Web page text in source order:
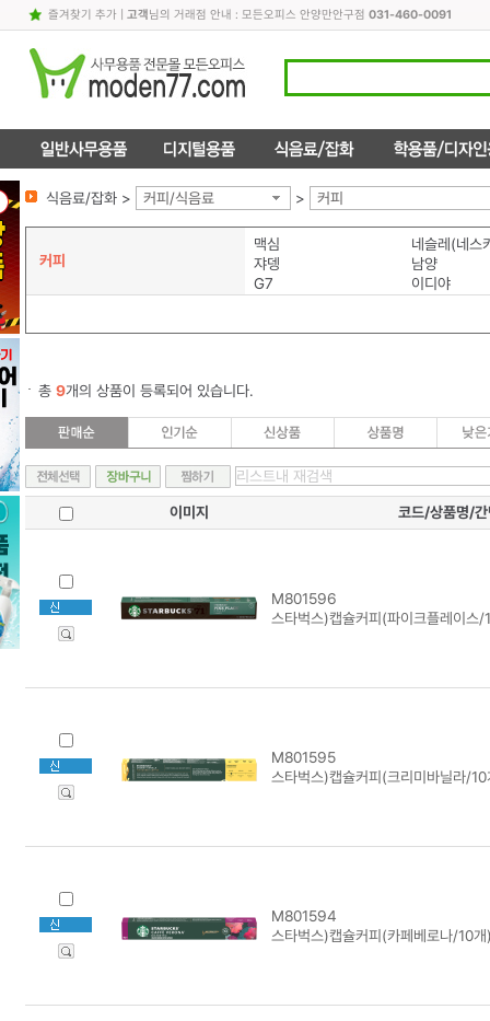
즐겨찾기 추가| 고객님의 거래점 안내 : 모든오피스 안양만안구점 031-460-0091
식음료/잡화 > 커피/식음료 > 커피
커피
맥심
네슬레(네스
쟈뎅
남양
G7
이디야
총 9개의 상품이 등록되어 있습니다.
이미지 코드/상품명/간
M801596
스타벅스)캡슐커피(파이크플레이스/
M801595
스타벅스)캡슐커피(크리미바닐라/10
M801594
스타벅스)캡슐커피(카페베로나/10개